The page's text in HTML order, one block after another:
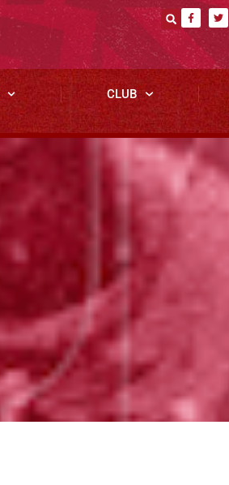
CLUB